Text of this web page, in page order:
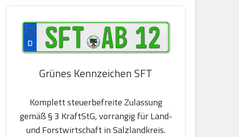
Grünes Kennzeichen SFT
Komplett steuerbefreite Zulassung
gemäß § 3 KraftStG, vorrangig für Land-
und Forstwirtschaft in Salzlandkreis.